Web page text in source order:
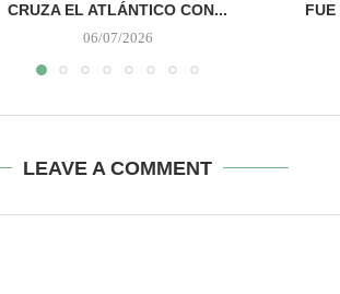
CRUZA EL ATLÁNTICO CON...
06/07/2026
FUE
LEAVE A COMMENT